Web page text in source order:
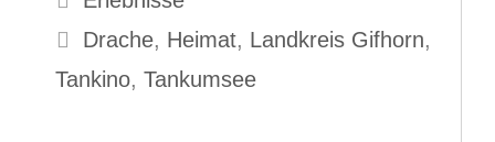
Schlagwörter
Drache, Heimat, Landkreis Gifhorn,
Tankino, Tankumsee